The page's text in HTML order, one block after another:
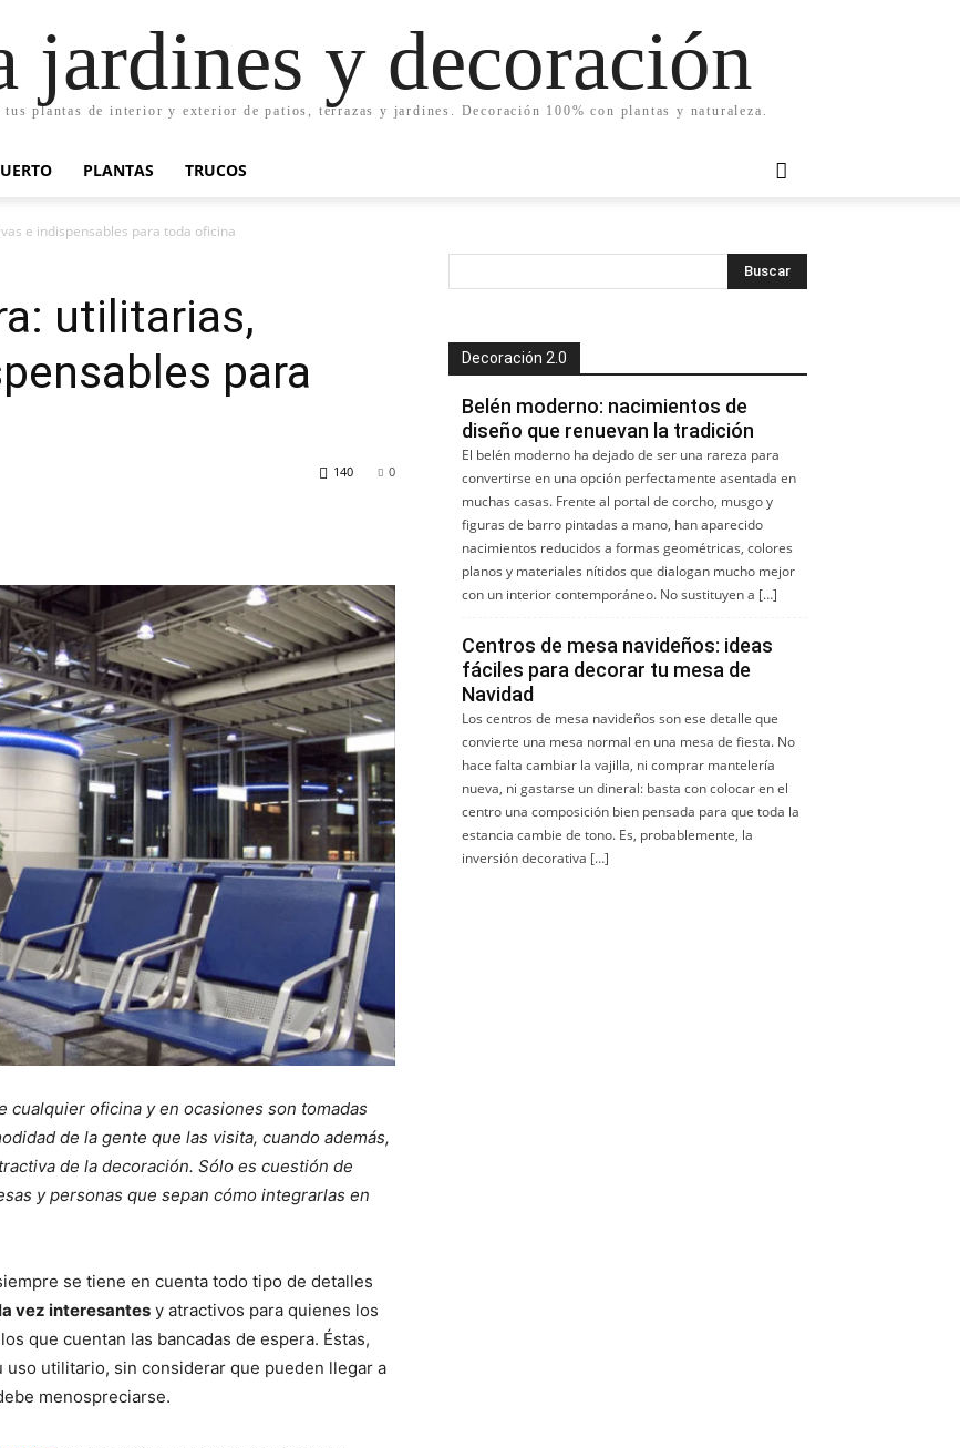
jardines y decoración
plantas de interior y exterior de patios, terrazas y jardines. Decoración 100% con plantas y naturaleza.
PLANTAS TRUCOS
e indispensables para toda oficina
utilitarias,
para
0
140
cualquier oficina y en ocasiones son tomadas
de la gente que las visita, cuando además,
de la decoración. Sólo es cuestión de
y personas que sepan cómo integrarlas en
se tiene en cuenta todo tipo de detalles
vez interesantes y atractivos para quienes los
que cuentan las bancadas de espera. Éstas,
utilitario, sin considerar que pueden llegar a
menospreciarse.
Decoración 2.0
Belén moderno: nacimientos de
diseño que renuevan la tradición
El belén moderno ha dejado de ser una rareza para
convertirse en una opción perfectamente asentada en
muchas casas. Frente al portal de corcho, musgo y
figuras de barro pintadas a mano, han aparecido
nacimientos reducidos a formas geométricas, colores
planos y materiales nítidos que dialogan mucho mejor
con un interior contemporáneo. No sustituyen a […]
Centros de mesa navideños: ideas
fáciles para decorar tu mesa de
Navidad
Los centros de mesa navideños son ese detalle que
convierte una mesa normal en una mesa de fiesta. No
hace falta cambiar la vajilla, ni comprar mantelería
nueva, ni gastarse un dineral: basta con colocar en el
centro una composición bien pensada para que toda la
estancia cambie de tono. Es, probablemente, la
inversión decorativa […]